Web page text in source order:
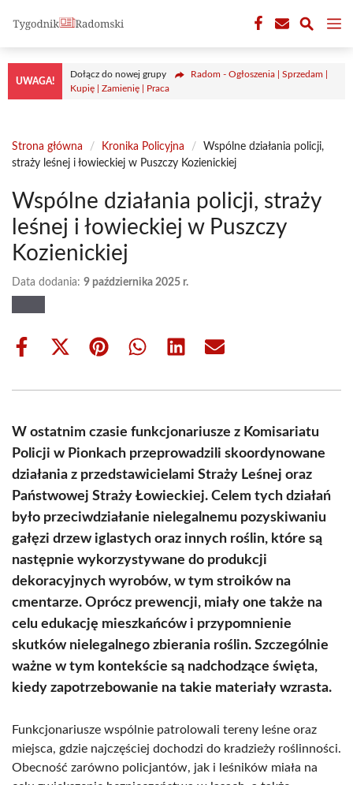
treści
UWAGA!
Dołącz do nowej grupy
Radom - Ogłoszenia | Sprzedam |
Kupię | Zamienię | Praca
Strona główna / Kronika Policyjna /
Wspólne działania policji,
straży leśnej i łowieckiej w Puszczy Kozienickiej
Wspólne działania policji, straży
leśnej i łowieckiej w Puszczy
Kozienickiej
Data dodania: 9 października 2025 r.
Share
Share
(Twitter)
Share Share Share Share
W ostatnim czasie funkcjonariusze z Komisariatu
Policji w Pionkach przeprowadzili skoordynowane
działania z przedstawicielami Straży Leśnej oraz
Państwowej Straży Łowieckiej. Celem tych działań
było przeciwdziałanie nielegalnemu pozyskiwaniu
gałęzi drzew iglastych oraz innych roślin, które są
następnie wykorzystywane do produkcji
dekoracyjnych wyrobów, w tym stroików na
cmentarze. Oprócz prewencji, miały one także na
celu edukację mieszkańców i przypomnienie
skutków nielegalnego zbierania roślin. Szczególnie
ważne w tym kontekście są nadchodzące święta,
kiedy zapotrzebowanie na takie materiały wzrasta.
Funkcjonariusze wspólnie patrolowali tereny leśne oraz
miejsca, gdzie najczęściej dochodzi do kradzieży roślinności.
Obecność zarówno policjantów, jak i leśników miała na